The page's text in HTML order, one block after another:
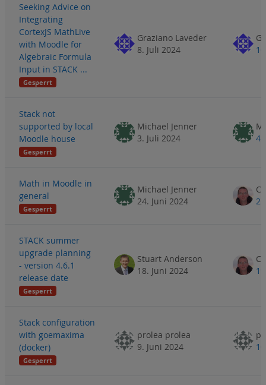
Seeking Advice on
Integrating
CortexJS MathLive
with Moodle for
Algebraic Formula
Input in STACK ...
Gesperrt
Graziano Laveder
8. Juli 2024
Stack not
supported by local
Moodle house
Gesperrt
Michael Jenner
3. Juli 2024
4.
Math in Moodle in
general
Gesperrt
Michael Jenner
24. Juni 2024
STACK summer
upgrade planning
- version 4.6.1
release date
Gesperrt
Stuart Anderson
18. Juni 2024
Stack configuration
with goemaxima
(docker)
Gesperrt
prolea prolea
9. Juni 2024